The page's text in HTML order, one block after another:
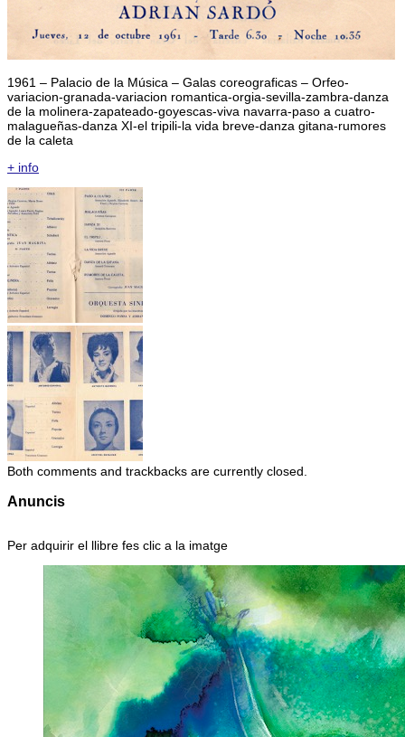
1961 – Palacio de la Música – Galas coreograficas – Orfeo-
variacion-granada-variacion romantica-orgia-sevilla-zambra-danza
de la molinera-zapateado-goyescas-viva navarra-paso a cuatro-
malagueñas-danza XI-el tripili-la vida breve-danza gitana-rumores
de la caleta
+ info
Both comments and trackbacks are currently closed.
Anuncis
Per adquirir el llibre fes clic a la imatge